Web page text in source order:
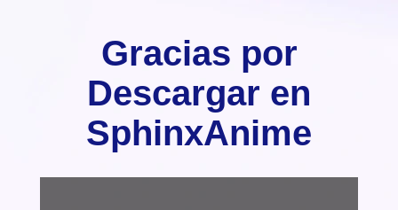
Gracias por
Descargar en
SphinxAnime